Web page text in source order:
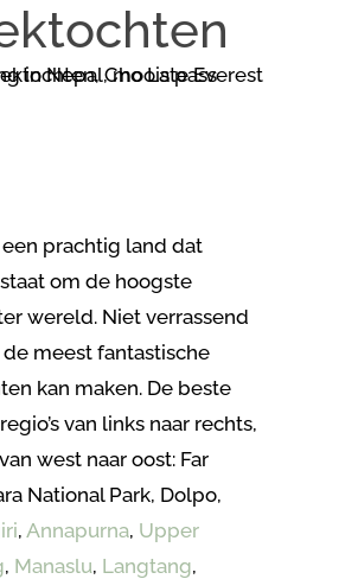
een prachtig land dat
om de hoogste
wereld. Niet verrassend
meest fantastische
kan maken. De beste
van links naar rechts,
west naar oost: Far
National Park, Dolpo,
, Annapurna, Upper
, Manaslu, Langtang,